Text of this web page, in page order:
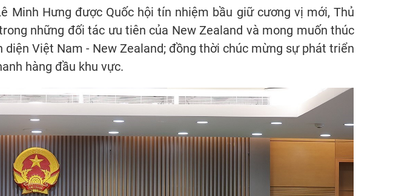
Minh Hưng được Quốc hội tín nhiệm bầu giữ cương vị mới, Thủ
những đối tác ưu tiên của New Zealand và mong muốn thúc
Việt Nam - New Zealand; đồng thời chúc mừng sự phát triển
hàng đầu khu vực.